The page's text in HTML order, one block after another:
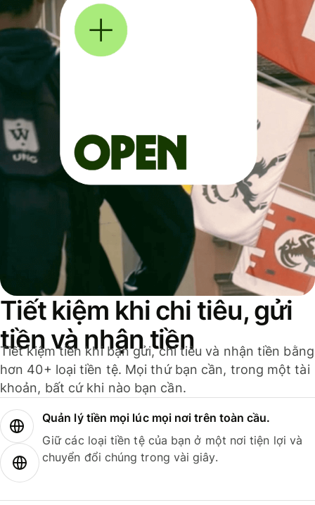
Tiết kiệm khi chi tiêu, gửi
tiền và nhận tiền
Tiết kiệm tiền khi bạn gửi, chi tiêu và nhận tiền bằng
hơn 40+ loại tiền tệ. Mọi thứ bạn cần, trong một tài
khoản, bất cứ khi nào bạn cần.
Quản lý tiền mọi lúc mọi nơi trên toàn cầu.
Giữ các loại tiền tệ của bạn ở một nơi tiện lợi và
chuyển đổi chúng trong vài giây.